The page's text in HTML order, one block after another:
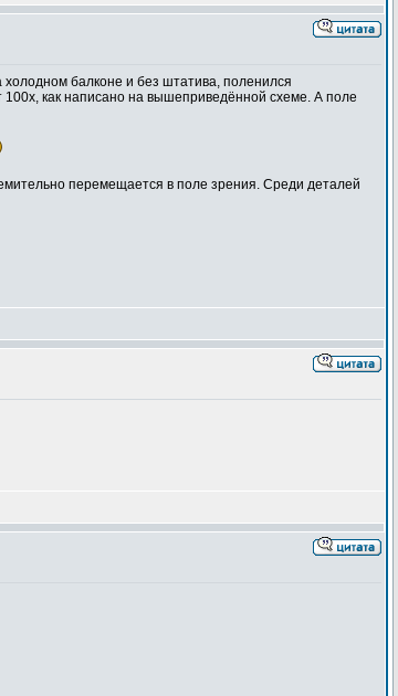
балконе и без штатива, поленился
как написано на вышеприведённой схеме. А поле
перемещается в поле зрения. Среди деталей